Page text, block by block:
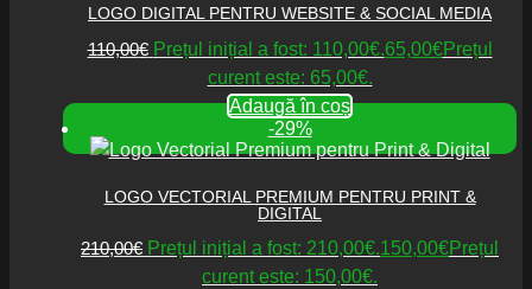
LOGO DIGITAL PENTRU WEBSITE & SOCIAL MEDIA
110,00€ Prețul inițial a fost: 110,00€.65,00€Prețul
curent este: 65,00€.
Adaugă în coș
-29%
LOGO VECTORIAL PREMIUM PENTRU PRINT &
DIGITAL
210,00€ Prețul inițial a fost: 210,00€.150,00€Prețul
curent este: 150,00€.